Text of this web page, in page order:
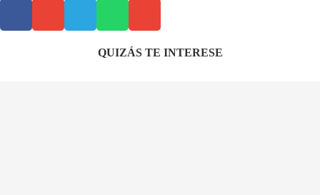
QUIZÁS TE INTERESE